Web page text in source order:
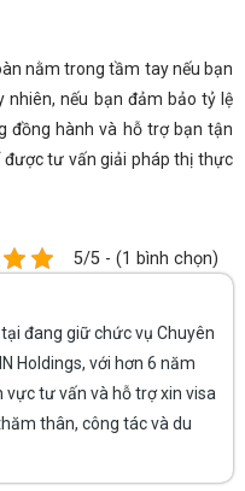
nằm trong tầm tay nếu bạn
nhiên, nếu bạn đảm bảo tỷ lệ
đồng hành và hỗ trợ bạn tận
được tư vấn giải pháp thị thực
5/5 - (1 bình chọn)
đang giữ chức vụ Chuyên
Holdings, với hơn 6 năm
tư vấn và hỗ trợ xin visa
thân, công tác và du